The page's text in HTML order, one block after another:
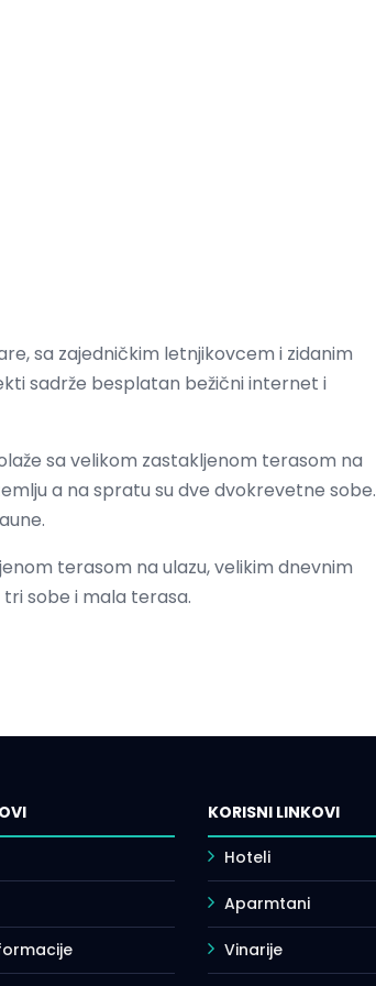
sa zajedničkim letnjikovcem i zidanim
sadrže besplatan bežični internet i
sa velikom zastakljenom terasom na
a na spratu su dve dvokrevetne sobe.
terasom na ulazu, velikim dnevnim
sobe i mala terasa.
KORISNI LINKOVI
Hoteli
Aparmtani
Vinarije